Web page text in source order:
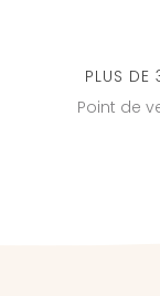
PLUS
Point de